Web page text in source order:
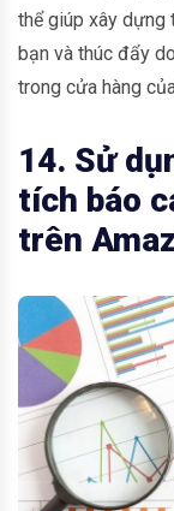
thể giúp xây dựng
bạn và thúc đẩy
trong cửa hàng
14. Sử
tích báo
trên